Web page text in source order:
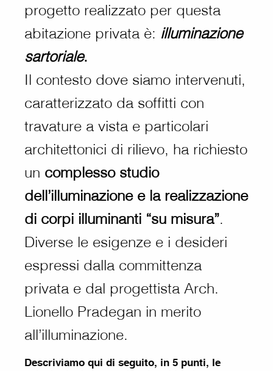
progetto realizzato per questa
abitazione privata è: illuminazione
sartoriale.
Il contesto dove siamo intervenuti,
caratterizzato da soffitti con
travature a vista e particolari
architettonici di rilievo, ha richiesto
un complesso studio
dell’illuminazione e la realizzazione
di corpi illuminanti “su misura”.
Diverse le esigenze e i desideri
espressi dalla committenza
privata e dal progettista Arch.
Lionello Pradegan in merito
all’illuminazione.
Descriviamo qui di seguito, in 5 punti, le